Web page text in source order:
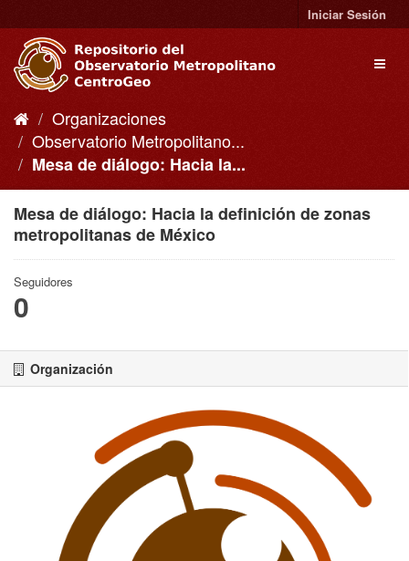
al
contenido
Iniciar Sesión
Organizaciones
Observatorio Metropolitano...
Mesa de diálogo: Hacia la...
Mesa de diálogo: Hacia la definición de zonas
metropolitanas de México
Seguidores
0
Organización